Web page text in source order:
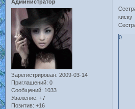
Администратор
Зарегистрирован: 2009-03-14
Приглашений: 0
Сообщений: 1033
Уважение: +7
Позитив: +16
киску
0